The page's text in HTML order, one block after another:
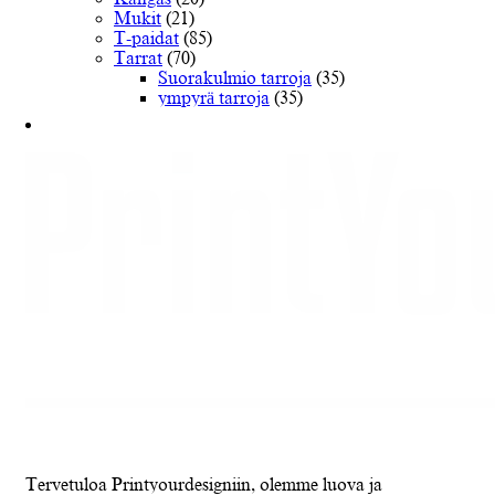
Mukit (21)
T-paidat (85)
Tarrat (70)
Suorakulmio tarroja (35)
ympyrä tarroja (35)
Tervetuloa Printyourdesigniin, olemme luova ja